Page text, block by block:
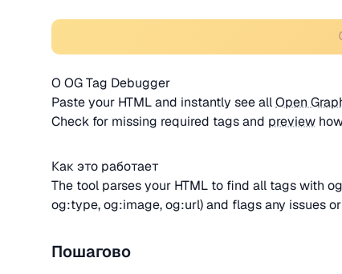
О OG Tag Debugger
Paste your HTML and instantly see allOpen
Check for missing required tags and preview
Как это работает
The tool parses your HTML to find all tags with
og:type, og:image, og:url) and flags any issues
Пошагово